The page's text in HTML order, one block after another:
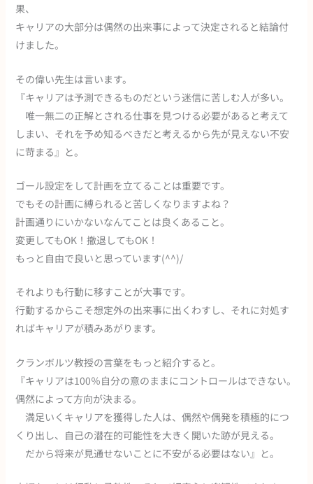
果、
キャリアの大部分は偶然の出来事によって決定されると結論付
けました。
その偉い先生は言います。
『キャリアは予測できるものだという迷信に苦しむ人が多い。
唯一無二の正解とされる仕事を見つける必要があると考えて
しまい、それを予め知るべきだと考えるから先が見えない不安
に苛まる』と。
ゴール設定をして計画を立てることは重要です。
でもその計画に縛られると苦しくなりますよね？
計画通りにいかないなんてことは良くあること。
変更してもOK！撤退してもOK！
もっと自由で良いと思っています(^^)/
それよりも行動に移すことが大事です。
行動するからこそ想定外の出来事に出くわすし、それに対処す
ればキャリアが積みあがります。
クランボルツ教授の言葉をもっと紹介すると。
『キャリアは100％自分の意のままにコントロールはできない。
偶然によって方向が決まる。
満足いくキャリアを獲得した人は、偶然や偶発を積極的につ
くり出し、自己の潜在的可能性を大きく開いた跡が見える。
だから将来が見通せないことに不安がる必要はない』と。